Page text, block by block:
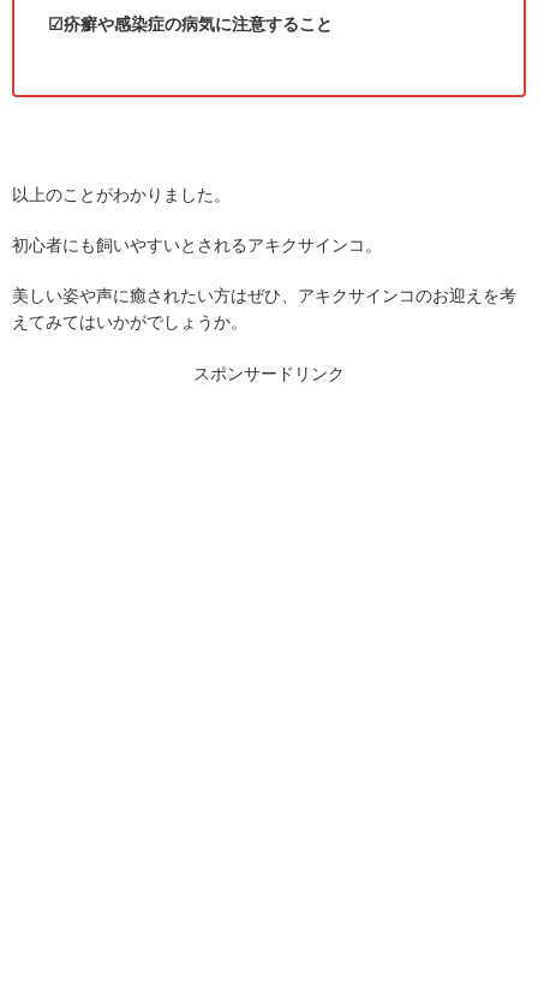
☑疥癬や感染症の病気に注意すること
以上のことがわかりました。
初心者にも飼いやすいとされるアキクサインコ。
美しい姿や声に癒されたい方はぜひ、アキクサインコのお迎えを考
えてみてはいかがでしょうか。
スポンサードリンク